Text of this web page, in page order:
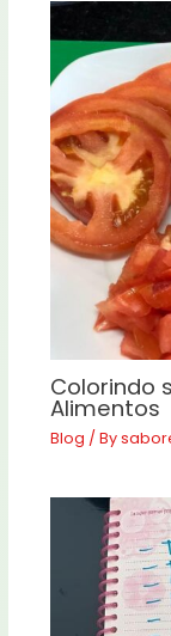
Colorindo
Alimentos
Blog / By